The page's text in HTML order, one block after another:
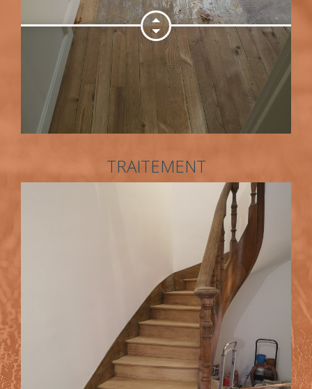
TRAITEMENT